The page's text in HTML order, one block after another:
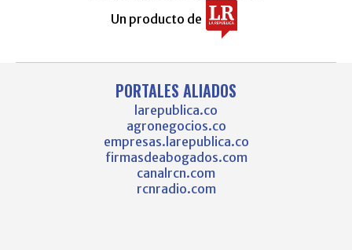
Un producto de
PORTALES ALIADOS
larepublica.co
agronegocios.co
empresas.larepublica.co
firmasdeabogados.com
canalrcn.com
rcnradio.com